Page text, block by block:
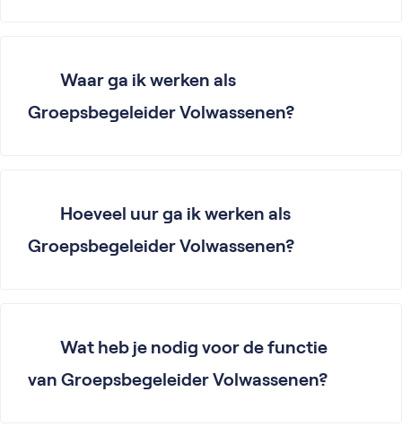
Waar ga ik werken als
Groepsbegeleider Volwassenen?
Hoeveel uur ga ik werken als
Groepsbegeleider Volwassenen?
Wat heb je nodig voor de functie
van Groepsbegeleider Volwassenen?